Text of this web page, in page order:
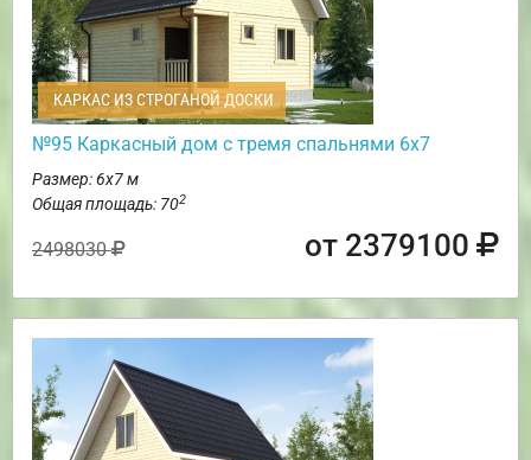
КАРКАС ИЗ СТРОГАНОЙ ДОСКИ
№95 Каркасный дом с тремя спальнями 6х7
Размер: 6х7 м
Общая площадь: 702
2498030 от 2379100